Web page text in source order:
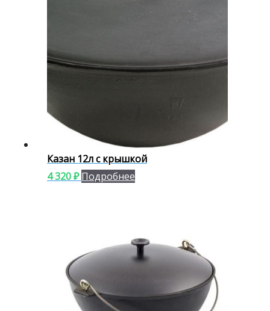
Казан 12л с крышкой
4 320₽ Подробнее